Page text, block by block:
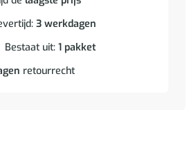
3 werkdagen
Bestaat uit: 1 pakket
retourrecht